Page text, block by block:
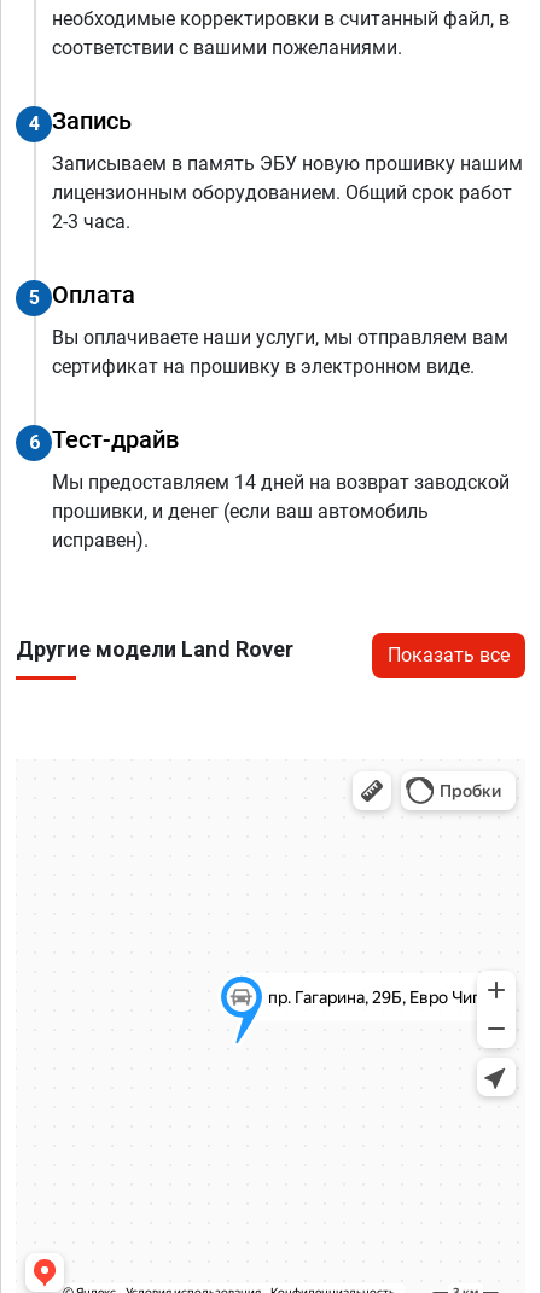
необходимые корректировки в считанный файл, в
соответствии с вашими пожеланиями.
4 Запись
Записываем в память ЭБУ новую прошивку нашим
лицензионным оборудованием. Общий срок работ
2-3 часа.
5 Оплата
Вы оплачиваете наши услуги, мы отправляем вам
сертификат на прошивку в электронном виде.
6 Тест-драйв
Мы предоставляем 14 дней на возврат заводской
прошивки, и денег (если ваш автомобиль
исправен).
Другие модели Land Rover Показать все